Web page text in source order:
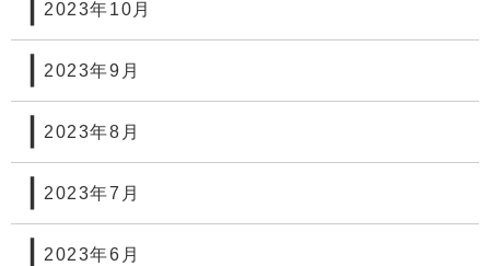
2023年10月
2023年9月
2023年8月
2023年7月
2023年6月